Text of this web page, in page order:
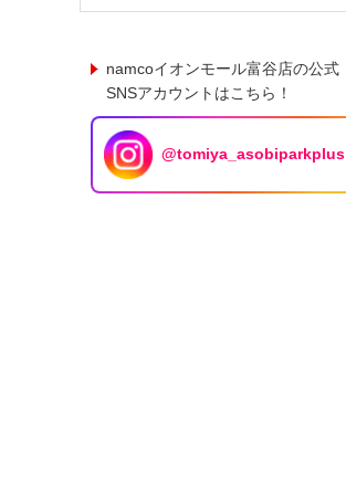
namcoイオンモール富谷店の公式
SNSアカウントはこちら！
@tomiya_asobiparkplus